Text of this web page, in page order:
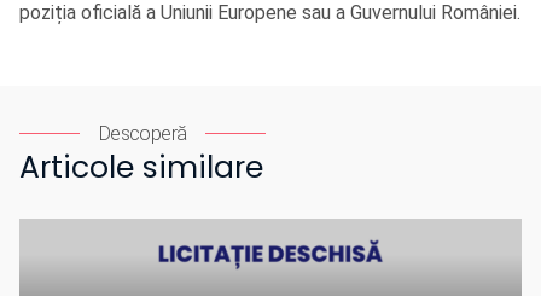
poziția oficială a Uniunii Europene sau a Guvernului României.
Descoperă
Articole similare